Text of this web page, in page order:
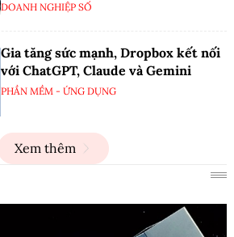
DOANH NGHIỆP SỐ
Gia tăng sức mạnh, Dropbox kết nối
với ChatGPT, Claude và Gemini
PHẦN MỀM - ỨNG DỤNG
Xem thêm